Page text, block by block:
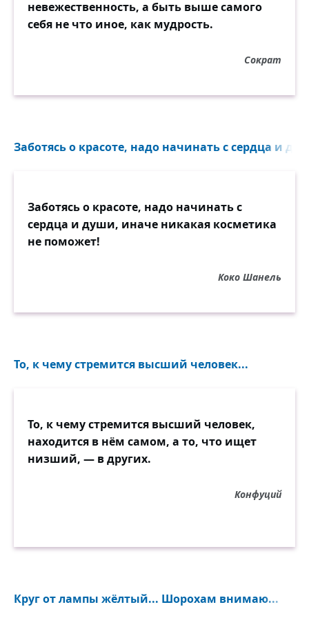
паровоз с кораблём — всё равно не
сгоришь от стыда:
Приговор приведён в исполненье.
оправе,
как лежит человек вниз лицом у
кирпичной стены;
слепоте
взглянуть.
Жалко, блюдец полно, только не с кем
стола вертануть,
Не по древу умом растекаться пристало
динозавра.
невежественность, а быть выше самого
себя не что иное, как мудрость.
Сократ
Заботясь о красоте, надо начинать с сердца и
Заботясь о красоте, надо начинать с
сердца и души, иначе никакая косметика
не поможет!
Коко Шанель
То, к чему стремится высший человек...
То, к чему стремится высший человек,
находится в нём самом, а то, что ищет
низший, — в других.
Конфуций
Круг от лампы жёлтый... Шорохам внимаю...